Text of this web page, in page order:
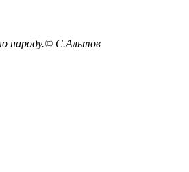
народу.© С.Альтов